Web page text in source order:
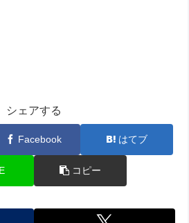
シェアする
Facebook はてブ
コピー